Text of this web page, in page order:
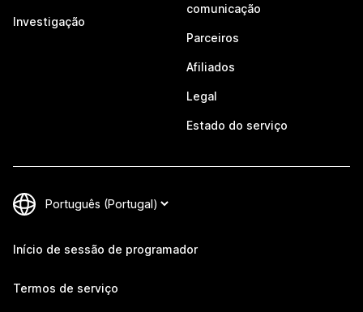
Investigação
comunicação
Parceiros
Afiliados
Legal
Estado do serviço
Início de sessão de programador
Termos de serviço